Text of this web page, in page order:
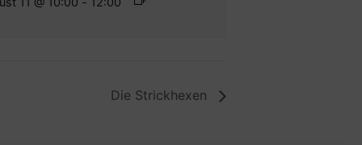
Die Strickhexen